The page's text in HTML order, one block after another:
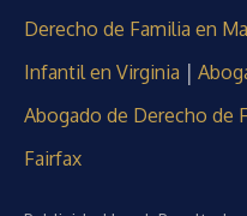
Derecho de Familia en
Infantil en Virginia |
Abogado de Derecho de
Fairfax